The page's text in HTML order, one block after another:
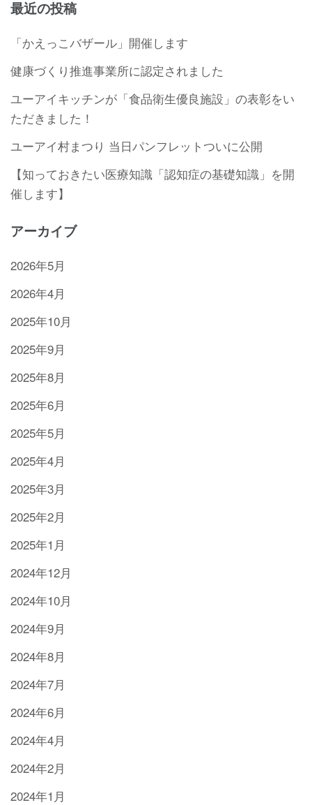
最近の投稿
「かえっこバザール」開催します
健康づくり推進事業所に認定されました
ユーアイキッチンが「食品衛生優良施設」の表彰をい
ただきました！
ユーアイ村まつり 当日パンフレットついに公開
【知っておきたい医療知識「認知症の基礎知識」を開
催します】
アーカイブ
2026年5月
2026年4月
2025年10月
2025年9月
2025年8月
2025年6月
2025年5月
2025年4月
2025年3月
2025年2月
2025年1月
2024年12月
2024年10月
2024年9月
2024年8月
2024年7月
2024年6月
2024年4月
2024年2月
2024年1月